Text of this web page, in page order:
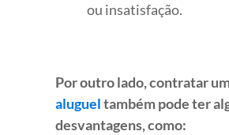
ou insatisfação.
Por outro lado, contratar
alugueltambém pode ter
desvantagens, como: